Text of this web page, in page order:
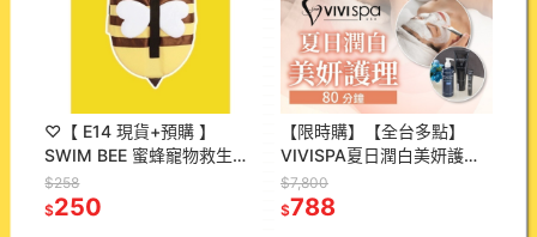
♡【 E14 現貨+預購 】
SWIM BEE 蜜蜂寵物救生衣
游泳救生衣 寵物游泳
$258
$250
【限時購】【全台多點】
VIVISPA夏日潤白美妍護理
80分鐘Ⓗ
$7,800
$788